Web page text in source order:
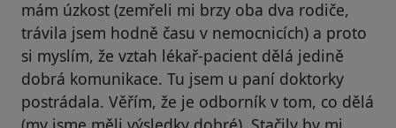
mám úzkost (zemřeli mi brzy oba dva rodiče,
trávila jsem hodně času v nemocnicích) a proto
si myslím, že vztah lékař-pacient dělá jedině
dobrá komunikace. Tu jsem u paní doktorky
postrádala. Věřím, že je odborník v tom, co dělá